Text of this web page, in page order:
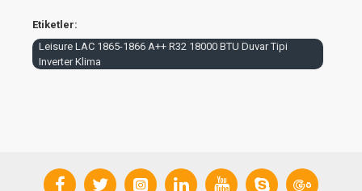
Etiketler:
Leisure LAC 1865-1866 A++ R32 18000 BTU Duvar Tipi
Inverter Klima